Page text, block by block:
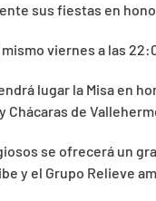
sus fiestas en
viernes a las
lugar la Misa en
Chácaras de
se ofrecerá un
y el Grupo Relieve